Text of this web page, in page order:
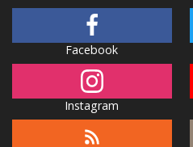
Facebook
Instagram